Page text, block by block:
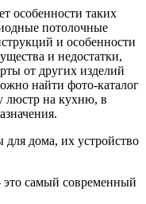
особенности таких
потолочные
и особенности
и недостатки,
от других изделий
найти фото-каталог
люстр на кухню, в
самый современный